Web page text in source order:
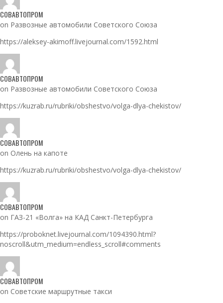
СОВАВТОПРОМ
on Развозные автомобили Советского Союза
https://aleksey-akimoff.livejournal.com/1592.html
СОВАВТОПРОМ
on Развозные автомобили Советского Союза
https://kuzrab.ru/rubriki/obshestvo/volga-dlya-chekistov/
СОВАВТОПРОМ
on Олень на капоте
https://kuzrab.ru/rubriki/obshestvo/volga-dlya-chekistov/
СОВАВТОПРОМ
on ГАЗ-21 «Волга» на КАД Санкт-Петербурга
https://proboknet.livejournal.com/1094390.html?
noscroll&utm_medium=endless_scroll#comments
СОВАВТОПРОМ
on Советские маршрутные такси